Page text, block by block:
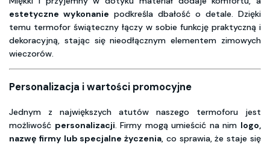
estetyczne wykonanie podkreśla dbałość o detale. Dzięki
temu termofor świąteczny łączy w sobie funkcję praktyczną i
dekoracyjną, stając się nieodłącznym elementem zimowych
wieczorów.
Personalizacja i wartości promocyjne
Jednym z największych atutów naszego termoforu jest
możliwość personalizacji. Firmy mogą umieścić na nim logo,
nazwę firmy lub specjalne życzenia, co sprawia, że staje się